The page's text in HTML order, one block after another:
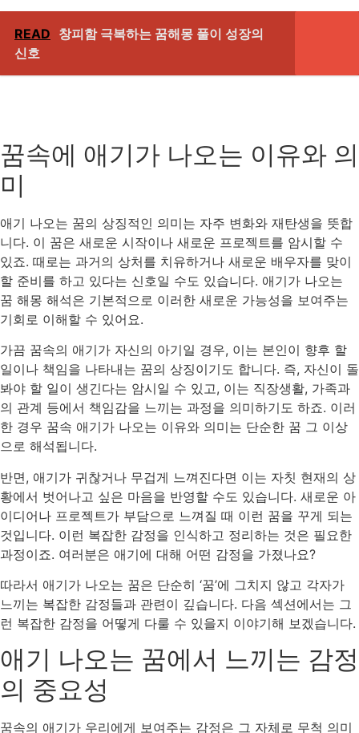
READ 창피함 극복하는 꿈해몽 풀이 성장의
신호
꿈속에 애기가 나오는 이유와 의
미
애기 나오는 꿈의 상징적인 의미는 자주 변화와 재탄생을 뜻합
니다. 이 꿈은 새로운 시작이나 새로운 프로젝트를 암시할 수
있죠. 때로는 과거의 상처를 치유하거나 새로운 배우자를 맞이
할 준비를 하고 있다는 신호일 수도 있습니다. 애기가 나오는
꿈 해몽 해석은 기본적으로 이러한 새로운 가능성을 보여주는
기회로 이해할 수 있어요.
가끔 꿈속의 애기가 자신의 아기일 경우, 이는 본인이 향후 할
일이나 책임을 나타내는 꿈의 상징이기도 합니다. 즉, 자신이 돌
봐야 할 일이 생긴다는 암시일 수 있고, 이는 직장생활, 가족과
의 관계 등에서 책임감을 느끼는 과정을 의미하기도 하죠. 이러
한 경우 꿈속 애기가 나오는 이유와 의미는 단순한 꿈 그 이상
으로 해석됩니다.
반면, 애기가 귀찮거나 무겁게 느껴진다면 이는 자칫 현재의 상
황에서 벗어나고 싶은 마음을 반영할 수도 있습니다. 새로운 아
이디어나 프로젝트가 부담으로 느껴질 때 이런 꿈을 꾸게 되는
것입니다. 이런 복잡한 감정을 인식하고 정리하는 것은 필요한
과정이죠. 여러분은 애기에 대해 어떤 감정을 가졌나요?
따라서 애기가 나오는 꿈은 단순히 ‘꿈’에 그치지 않고 각자가
느끼는 복잡한 감정들과 관련이 깊습니다. 다음 섹션에서는 그
런 복잡한 감정을 어떻게 다룰 수 있을지 이야기해 보겠습니다.
애기 나오는 꿈에서 느끼는 감정
의 중요성
꿈속의 애기가 우리에게 보여주는 감정은 그 자체로 무척 의미